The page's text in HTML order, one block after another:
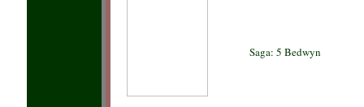
Saga: 5 Bedwyn